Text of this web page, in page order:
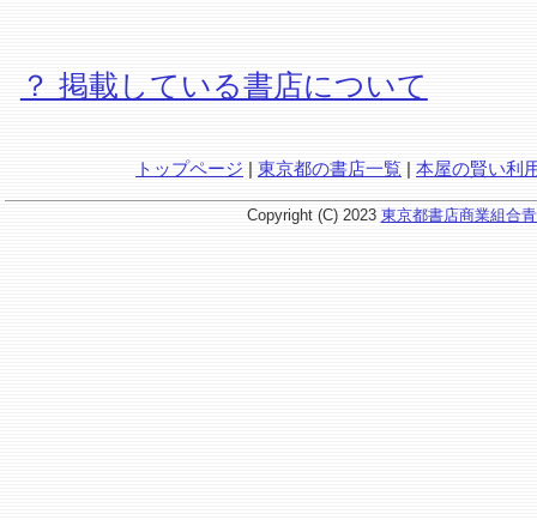
？ 掲載している書店について
トップページ | 東京都の書店一覧 | 本屋の賢い利
Copyright (C) 2023 東京都書店商業組合